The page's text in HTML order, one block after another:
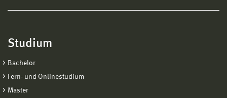
Studium
Bachelor
Fern- und Onlinestudium
Master